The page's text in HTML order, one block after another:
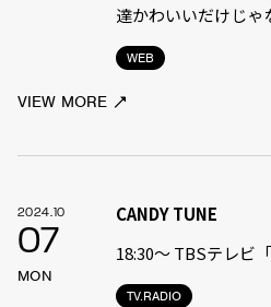
WEB
達かわいいだけじゃ
VIEW MORE
2024.10
07
MON
TV.RADIO
CANDY TUNE
18:30〜 TBSテレビ